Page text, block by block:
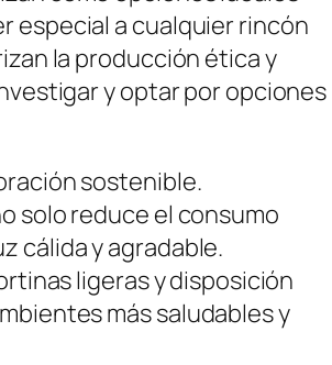
especial a cualquier rincón
la producción ética y
y optar por opciones
sostenible.
solo reduce el consumo
cálida y agradable.
ligeras y disposición
más saludables y